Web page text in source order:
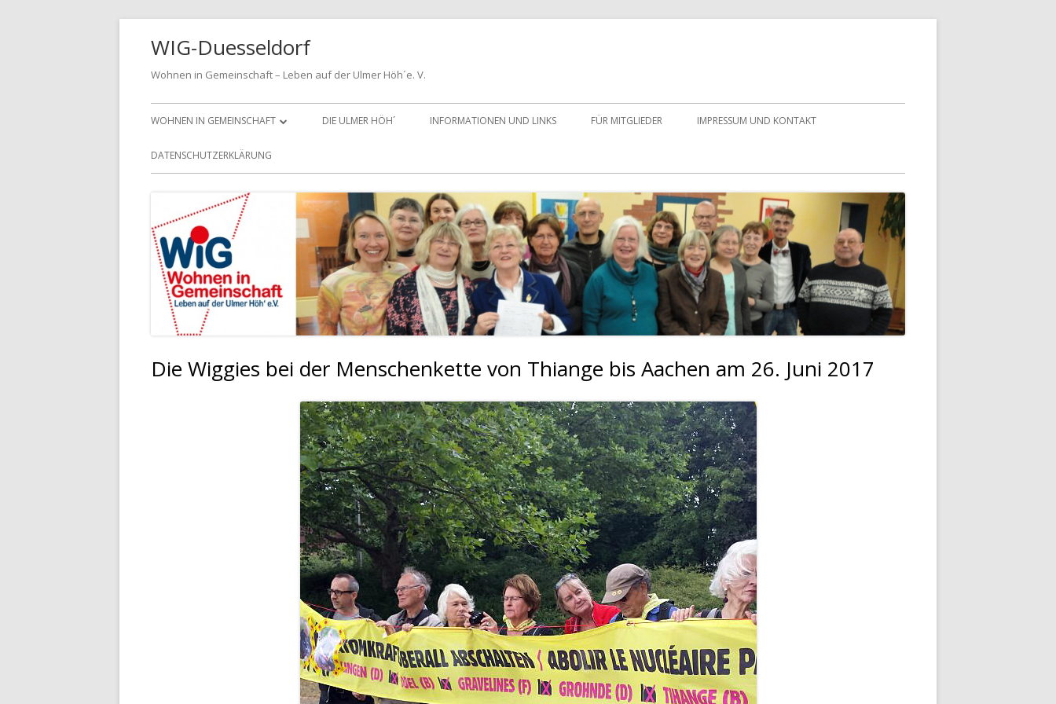
WIG-Duesseldorf
Wohnen in Gemeinschaft – Leben auf der Ulmer Höh´e. V.
Primäres
Menü
WOHNEN IN GEMEINSCHAFT
MITGLIED WERDEN
VEREINSLEBEN
DIE ULMER HÖH´ INFORMATIONEN UND LINKS FÜR MITGLIEDER IMPRESSUM UND KONTAKT
DATENSCHUTZERKLÄRUNG
Die Wiggies bei der Menschenkette von Thiange bis Aachen am 26. Juni 2017